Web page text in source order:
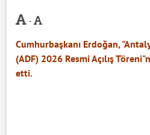
-
Cumhurbaşkanı Erdoğan,
(ADF) 2026 Resmi Açılış
etti.